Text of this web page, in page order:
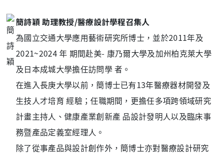
簡詩穎 助理教授/醫療設計學程召集人
為國立交通大學應用藝術研究所博士，並於2011年及
2021~2024 年 期間赴美- 康乃爾大學及加州柏克萊大學
及日本成城大學擔任訪問學 者。
在進入長庚大學以前，簡博士已有13年醫療器材開發及
生技人才培育 經驗；任職期間，更擔任多項跨領域研究
計畫主持人、健康產業創新產 品設計發明人以及臨床事
務暨產品定義室經理人。
除了從事產品與設計創作外，簡博士亦對醫療設計研究